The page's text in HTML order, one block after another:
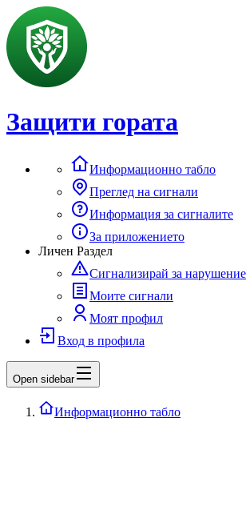
Защити гората
Информационно табло
Преглед на сигнали
Информация за сигналите
За приложението
Личен Раздел
Сигнализирай за нарушение
Моите сигнали
Моят профил
Вход в профила
Open sidebar
Информационно табло